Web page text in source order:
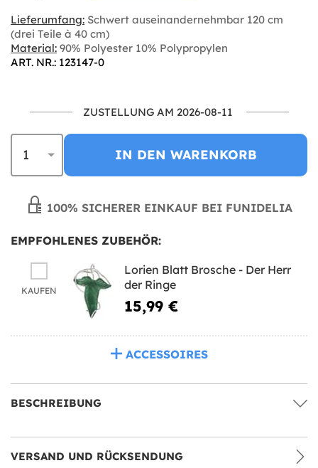
Lieferumfang: Schwert auseinandernehmbar 120 cm
(drei Teile à 40 cm)
Material: 90% Polyester 10% Polypropylen
ART. NR.: 123147-0
ZUSTELLUNG AM 2026-08-11
IN DEN WARENKORB
100% SICHERER EINKAUF BEI FUNIDELIA
EMPFOHLENES ZUBEHÖR:
KAUFEN
Lorien Blatt Brosche - Der Herr
der Ringe
15,99 €
ACCESSOIRES
BESCHREIBUNG
VERSAND UND RÜCKSENDUNG